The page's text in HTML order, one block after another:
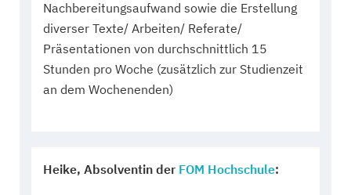
Nachbereitungsaufwand sowie die Erstellung
diverser Texte/ Arbeiten/ Referate/
Präsentationen von durchschnittlich 15
Stunden pro Woche (zusätzlich zur Studienzeit
an dem Wochenenden)
Heike, Absolventin der FOM Hochschule: